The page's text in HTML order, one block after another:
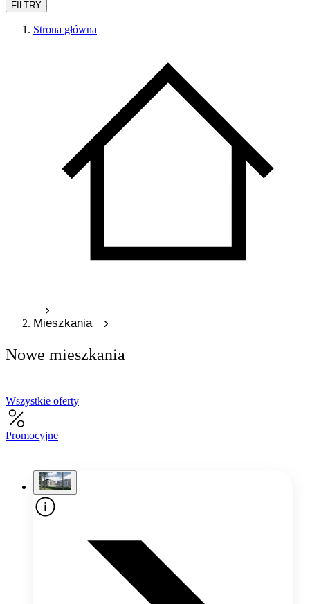
FILTRY
Strona główna
Mieszkania
Nowe mieszkania
Wszystkie oferty
Promocyjne